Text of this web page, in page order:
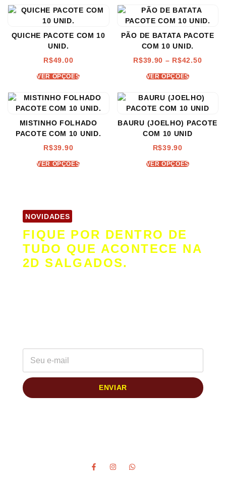
QUICHE PACOTE COM 10
UNID.
R$49.00
VER OPÇÕES
PÃO DE BATATA PACOTE
COM 10 UNID.
R$39.90 – R$42.50
VER OPÇÕES
MISTINHO FOLHADO
PACOTE COM 10 UNID.
R$39.90
VER OPÇÕES
BAURU (JOELHO) PACOTE
COM 10 UNID
R$39.90
VER OPÇÕES
NOVIDADES
FIQUE POR DENTRO DE
TUDO QUE ACONTECE NA
2D SALGADOS.
ENVIAR